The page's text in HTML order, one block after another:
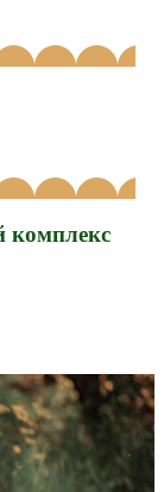
комплекс